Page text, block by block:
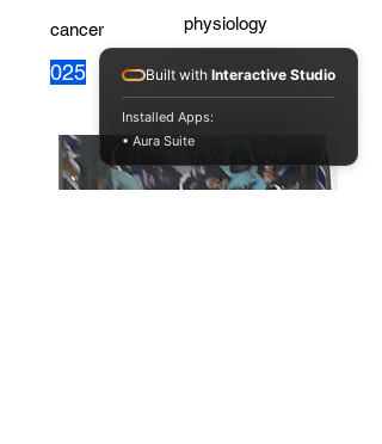
cancer
025
physiology
Full Story
Built with Interactive Studio
Installed Apps:
• Aura Suite